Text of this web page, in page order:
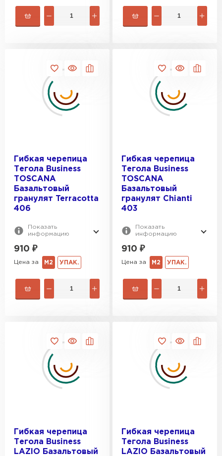
Гибкая черепица
Тегола Business
TOSCANA
Базальтовый
гранулят Terracotta
406
Показать
информацию
910 ₽
Цена за М2 УПАК.
Гибкая черепица
Тегола Business
TOSCANA
Базальтовый
гранулят Chianti
403
Показать
информацию
910 ₽
Цена за М2 УПАК.
Гибкая черепица
Тегола Business
LAZIO Базальтовый
Гибкая черепица
Тегола Business
LAZIO Базальтовый
Профилированный лист